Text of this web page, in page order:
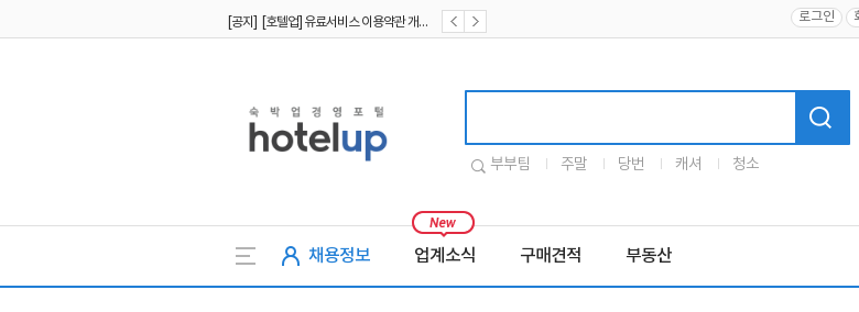
로그인
부부팀 주말 당번 캐셔 청소
채용정보 업계소식 구매견적 부동산